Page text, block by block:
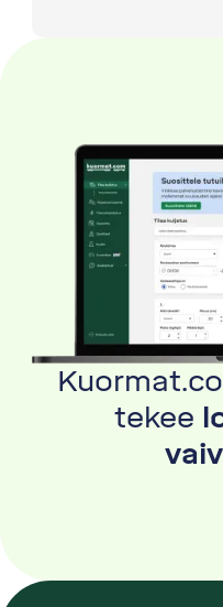
tekee